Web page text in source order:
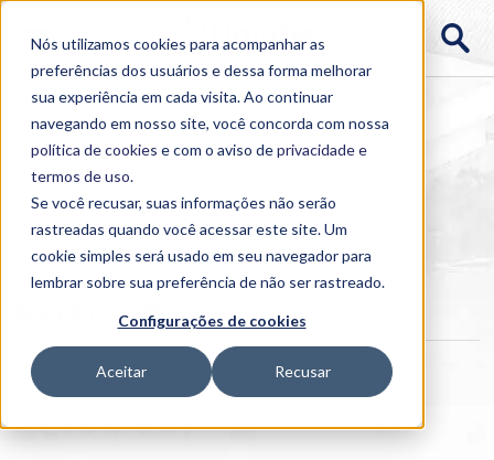
Nós utilizamos cookies para acompanhar as
preferências dos usuários e dessa forma melhorar
sua experiência em cada visita. Ao continuar
navegando em nosso site, você concorda com nossa
política de cookies e com o aviso deprivacidade e
termos de uso.
Se você recusar, suas informações não serão
rastreadas quando você acessar este site. Um
cookie simples será usado em seu navegador para
lembrar sobre sua preferência de não ser rastreado.
Configurações de cookies
Aceitar Recusar
Home > Área do Candidato
Área do Candidato